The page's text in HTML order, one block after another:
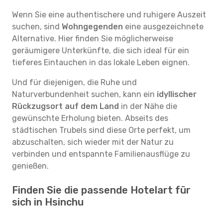
Wenn Sie eine authentischere und ruhigere Auszeit
suchen, sind Wohngegenden eine ausgezeichnete
Alternative. Hier finden Sie möglicherweise
geräumigere Unterkünfte, die sich ideal für ein
tieferes Eintauchen in das lokale Leben eignen.
Und für diejenigen, die Ruhe und
Naturverbundenheit suchen, kann ein idyllischer
Rückzugsort auf dem Land in der Nähe die
gewünschte Erholung bieten. Abseits des
städtischen Trubels sind diese Orte perfekt, um
abzuschalten, sich wieder mit der Natur zu
verbinden und entspannte Familienausflüge zu
genießen.
Finden Sie die passende Hotelart für
sich in Hsinchu